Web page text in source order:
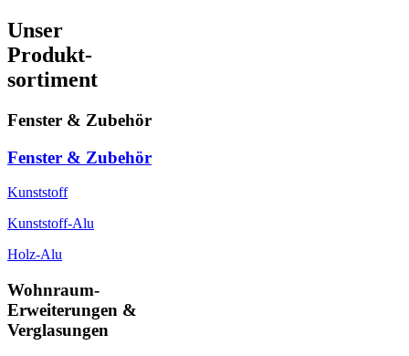
Unser
Produkt-
sortiment
Fenster & Zubehör
Fenster & Zubehör
Kunststoff
Kunststoff-Alu
Holz-Alu
Wohnraum-
Erweiterungen &
Verglasungen